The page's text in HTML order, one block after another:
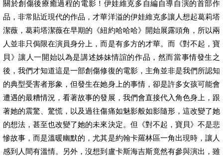
關於創傷後療癒過程的電影！伊娃維克多自編自導自演的首部作
品，非常貼近現代的作品，才華洋溢的伊娃維克多讓人想起葛莉塔
潔薇，葛莉塔潔薇在早期的《紐約哈哈哈》開始展露頭角，所以兩
人並非只侷限在演員身分上，而是有多方的才華。而《對不起，寶
貝》讓人一開始以為是講述姊妹情誼的作品，然而當事情發生之
後，我們才知道這是一部創傷修復的電影，主角並非是我們所認知
的典型受害者形象，但發生在她身上的事情，卻是許多女孩可能會
遭遇的最糟情況，看著故事的發展，我們會直接代入角色身上，跟
著她的震驚、驚慌，以及過往傷痛如魅影般如影隨形，這改變了她
的想法，甚至也改變了她的未來決定。但《對不起，寶貝》不是悲
慘故事，而是溫暖幽默的，尤其是約翰卡羅林區一角出現時，讓人
感到人間有溫情。另外，沒想到盧卡斯海吉斯竟然有參與演出，雖